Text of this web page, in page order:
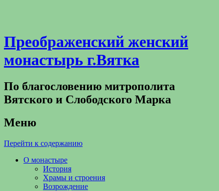
Преображенский женский
монастырь г.Вятка
По благословению митрополита
Вятского и Слободского Марка
Меню
Перейти к содержанию
О монастыре
История
Храмы и строения
Возрождение